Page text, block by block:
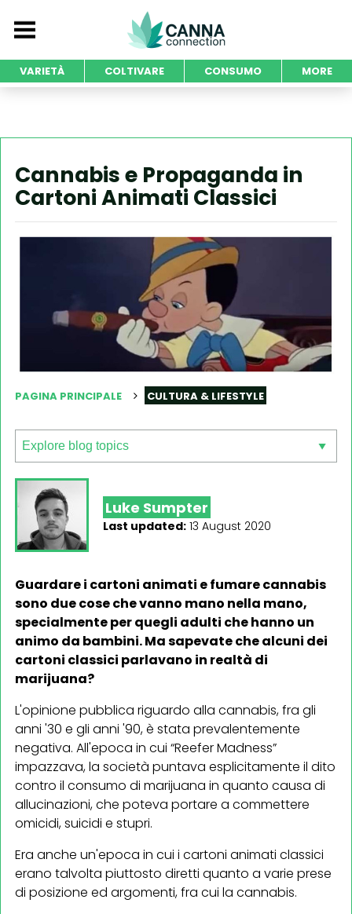
VARIETÀ COLTIVARE CONSUMO MORE
Cannabis e Propaganda in
Cartoni Animati Classici
PAGINA PRINCIPALE CULTURA & LIFESTYLE
Luke Sumpter
Last updated: 13 August 2020
Guardare i cartoni animati e fumare cannabis
sono due cose che vanno mano nella mano,
specialmente per quegli adulti che hanno un
animo da bambini. Ma sapevate che alcuni dei
cartoni classici parlavano in realtà di
marijuana?
L'opinione pubblica riguardo alla cannabis, fra gli
anni '30 e gli anni '90, è stata prevalentemente
negativa. All'epoca in cui “Reefer Madness”
impazzava, la società puntava esplicitamente il dito
contro il consumo di marijuana in quanto causa di
allucinazioni, che poteva portare a commettere
omicidi, suicidi e stupri.
Era anche un'epoca in cui i cartoni animati classici
erano talvolta piuttosto diretti quanto a varie prese
di posizione ed argomenti, fra cui la cannabis.